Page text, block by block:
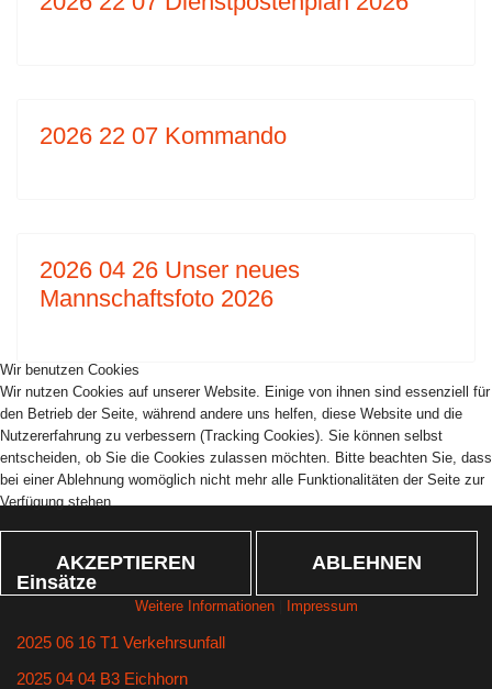
2026 22 07 Kommando
2026 04 26 Unser neues
Mannschaftsfoto 2026
Einsätze
2025 06 16 T1 Verkehrsunfall
2025 04 04 B3 Eichhorn
Wir benutzen Cookies
Wir nutzen Cookies auf unserer Website. Einige von ihnen sind essenziell für
den Betrieb der Seite, während andere uns helfen, diese Website und die
Nutzererfahrung zu verbessern (Tracking Cookies). Sie können selbst
entscheiden, ob Sie die Cookies zulassen möchten. Bitte beachten Sie, dass
bei einer Ablehnung womöglich nicht mehr alle Funktionalitäten der Seite zur
Verfügung stehen.
AKZEPTIEREN ABLEHNEN
Weitere Informationen| Impressum